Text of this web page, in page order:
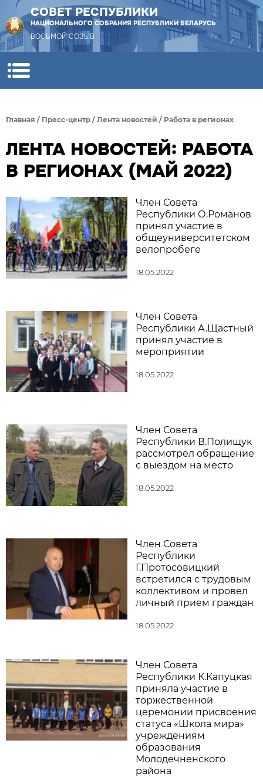
СОВЕТ РЕСПУБЛИКИ
НАЦИОНАЛЬНОГО СОБРАНИЯ РЕСПУБЛИКИ БЕЛАРУСЬ
ВОСЬМОЙ СОЗЫВ
Главная / Пресс-центр / Лента новостей / Работа в регионах
ЛЕНТА НОВОСТЕЙ: РАБОТА
В РЕГИОНАХ (МАЙ 2022)
Член Совета
Республики О.Романов
принял участие в
общеуниверситетском
велопробеге
18.05.2022
Член Совета
Республики А.Щастный
принял участие в
мероприятии
18.05.2022
Член Совета
Республики В.Полищук
рассмотрел обращение
с выездом на место
18.05.2022
Член Совета
Республики
Г.Протосовицкий
встретился с трудовым
коллективом и провел
личный прием граждан
18.05.2022
Член Совета
Республики К.Капуцкая
приняла участие в
торжественной
церемонии присвоения
статуса «Школа мира»
учреждениям
образования
Молодечненского
района